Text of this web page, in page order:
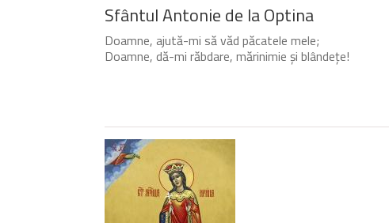
Sfântul Antonie de la Optina
Doamne, ajută-mi să văd păcatele mele;
Doamne, dă-mi răbdare, mărinimie şi blândeţe!